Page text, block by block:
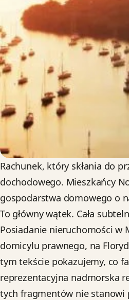
Rachunek, który skłania do
dochodowego. Mieszkańcy
gospodarstwa domowego o
To główny wątek. Cała
Posiadanie nieruchomości
domicylu prawnego, na
tym tekście pokazujemy, co
reprezentacyjna nadmorska
tych fragmentów nie stanowi